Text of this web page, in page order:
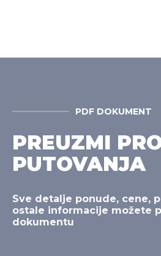
PDF DOKUMENT
PREUZMI
PUTOVANJA
Sve detalje ponude, cene,
ostale informacije možete
dokumentu